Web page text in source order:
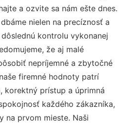
a ozvite sa nám ešte dnes.
nielen na precíznosť a
kontrolu vykonanej
že aj malé
nepríjemné a zbytočné
firemné hodnoty patrí
korektný prístup a úprimná
každého zákazníka,
na prvom mieste. Naši